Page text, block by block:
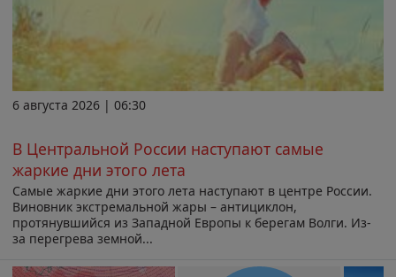
6 августа 2026 | 06:30
В Центральной России наступают самые
жаркие дни этого лета
Самые жаркие дни этого лета наступают в центре России.
Виновник экстремальной жары – антициклон,
протянувшийся из Западной Европы к берегам Волги. Из-
за перегрева земной...